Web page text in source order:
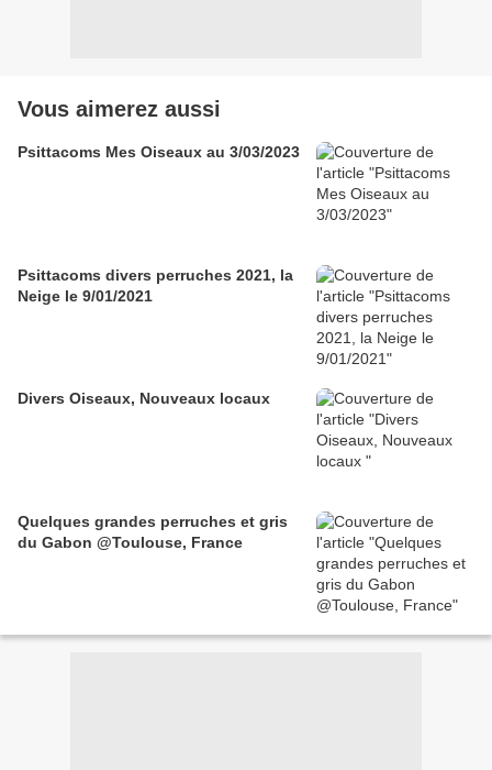
Vous aimerez aussi
Psittacoms Mes Oiseaux au 3/03/2023
Psittacoms divers perruches 2021, la
Neige le 9/01/2021
Divers Oiseaux, Nouveaux locaux
Quelques grandes perruches et gris
du Gabon @Toulouse, France